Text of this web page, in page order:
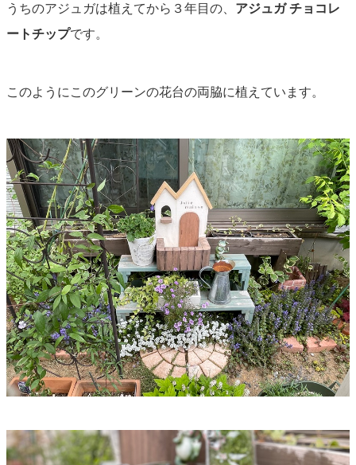
うちのアジュガは植えてから３年目の、 アジュガ チョコレ
ートチップです。
このようにこのグリーンの花台の両脇に植えています。